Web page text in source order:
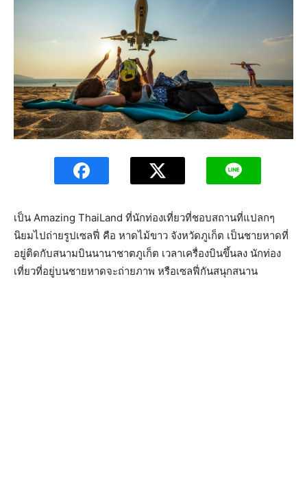
เป็น Amazing ThaiLand ที่นักท่องเที่ยวที่ชอบสถานที่แปลกๆ
นิยมไปถ่ายรูปเซลฟี่ คือ หาดไม้ขาว จังหวัดภูเก็ต เป็นชายหาดที่
อยู่ติดกับสนามบินนานาชาตภูเก็ต เวลาเครื่องบินขึ้นลง นักท่อง
เที่ยวที่อยู่บนชายหาดจะถ่ายภาพ หรือเซลฟี่กันสนุกสนาน